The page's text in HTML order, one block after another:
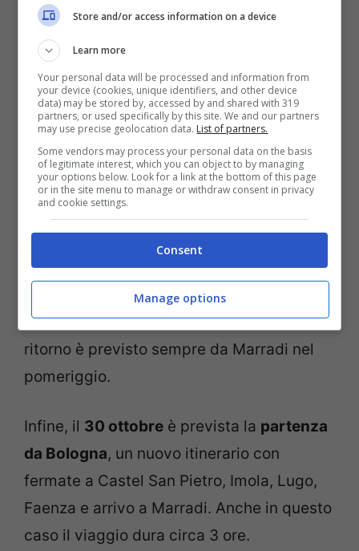
Il treno vapore del16 ottobre parte da
Pistoiae ferma a Prato, Firenze (Rifredi e
Campo di Marte), Pontassieve, Borgo San
Lorenzo e poi arriva a Marradi. Il viaggio
dura circa 4 ore, anche quello di ritorno,
che parte da Marradi nel pomeriggio.
23 ottobre, invece, è in programma la
partenza da Rimini
Santarcangelo di Romagna, Cesena, Forlì,
Faenza e arrivo a Marradi. In questo caso,
il viaggio in trenoimpiega circa 3 ore. Il
ritorno è previsto sempre da Marradi nel
pomeriggio.
Infine, il 30 ottobre è prevista la partenza
da Bologna, un nuovo itinerario con
fermate a Castel San Pietro, Imola, Lugo,
Faenza e arrivo a Marradi. Anche in questo
caso il viaggio dura circa 3 ore.
Store and/or access information on a device
Learn more
Your personal data will be processed and information from
your device (cookies, unique identifiers, and other device
data) may be stored by, accessed by and shared with 319
partners, or used specifically by this site. We and our partners
may use precise geolocation data. List of partners.
Some vendors may process your personal data on the basis
of legitimate interest, which you can object to by managing
your options below. Look for a link at the bottom of this page
or in the site menu to manage or withdraw consent in privacy
and cookie settings.
Consent
Manage options